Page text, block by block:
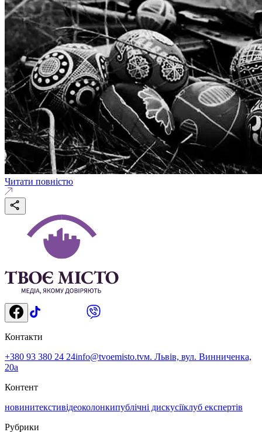
Читати повністю
Контакти
+380 93 380 24 24info@tvoemisto.tvм. Львів, вул. Винниченка,
20а
Контент
новинитекстивідеоколонкипублічні дискусіїклуб експертів
Рубрики